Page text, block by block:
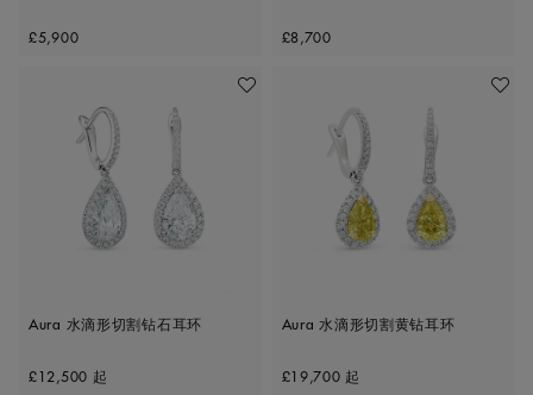
Original price
£5,900 Original price
£8,700
收藏作品
Aura 水滴形切割钻石耳环
Original price
£12,500 起
收藏作
Aura 水滴形切割黄钻耳环
Original price
£19,700 起